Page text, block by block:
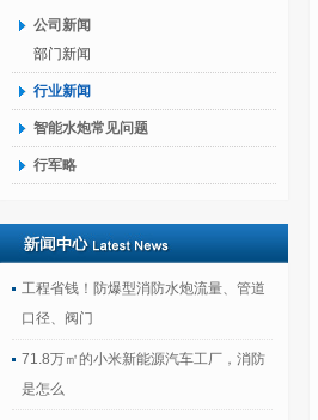
公司新闻
部门新闻
行业新闻
智能水炮常见问题
行军略
工程省钱！防爆型消防水炮流量、管道
口径、阀门
71.8万㎡的小米新能源汽车工厂，消防
是怎么